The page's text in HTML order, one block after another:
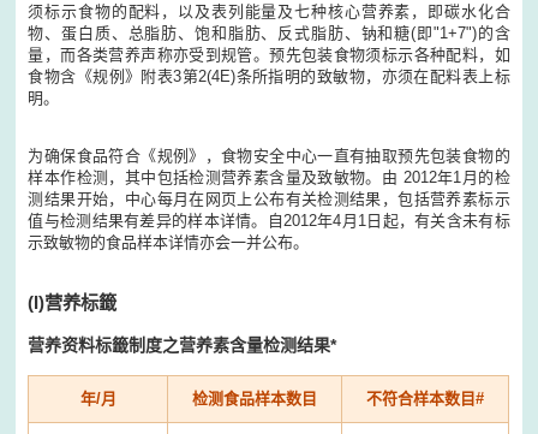
须标示食物的配料，以及表列能量及七种核心营养素，即碳水化合
物、蛋白质、总脂肪、饱和脂肪、反式脂肪、钠和糖(即"1+7")的含
量，而各类营养声称亦受到规管。预先包装食物须标示各种配料，如
食物含《规例》附表3第2(4E)条所指明的致敏物，亦须在配料表上标
明。
为确保食品符合《规例》，食物安全中心一直有抽取预先包装食物的
样本作检测，其中包括检测营养素含量及致敏物。由 2012年1月的检
测结果开始，中心每月在网页上公布有关检测结果，包括营养素标示
值与检测结果有差异的样本详情。自2012年4月1日起，有关含未有标
示致敏物的食品样本详情亦会一并公布。
(I)营养标籤
营养资料标籤制度之营养素含量检测结果*
年/月 检测食品样本数目 不符合样本数目#